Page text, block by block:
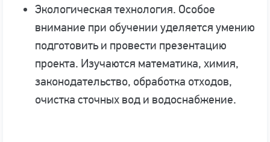
Экологическая технология. Особое
внимание при обучении уделяется умению
подготовить и провести презентацию
проекта. Изучаются математика, химия,
законодательство, обработка отходов,
очистка сточных вод и водоснабжение.